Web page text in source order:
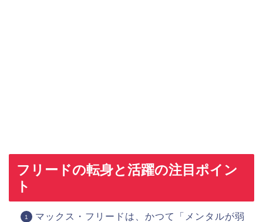
フリードの転身と活躍の注目ポイン
ト
マックス・フリードは、かつて「メンタルが弱